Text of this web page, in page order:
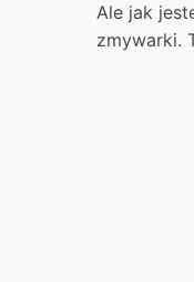
Ale jak
zmywarki.